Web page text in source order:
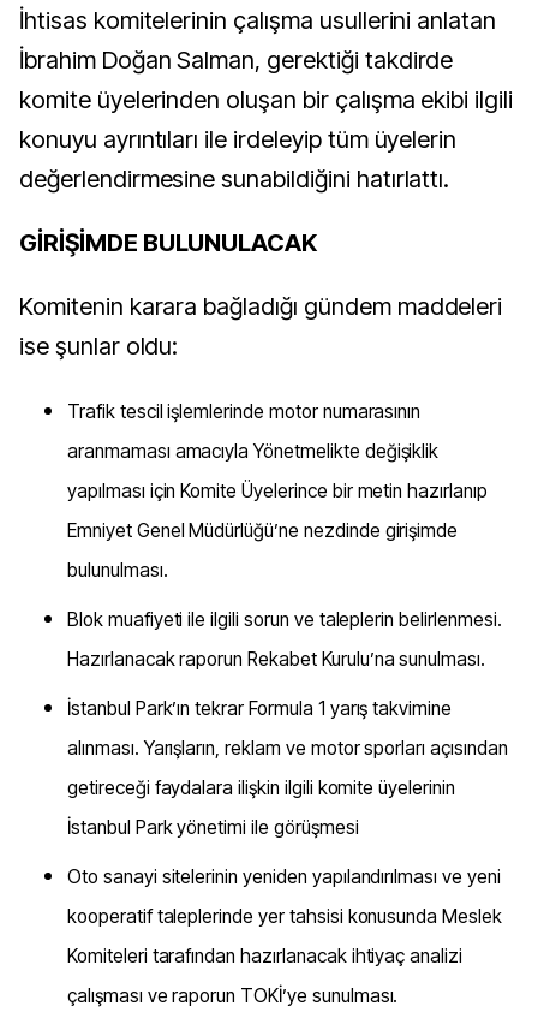
İhtisas komitelerinin çalışma usullerini anlatan
İbrahim Doğan Salman, gerektiği takdirde
komite üyelerinden oluşan bir çalışma ekibi ilgili
konuyu ayrıntıları ile irdeleyip tüm üyelerin
değerlendirmesine sunabildiğini hatırlattı.
GİRİŞİMDE BULUNULACAK
Komitenin karara bağladığı gündem maddeleri
ise şunlar oldu:
Trafik tescil işlemlerinde motor numarasının
aranmaması amacıyla Yönetmelikte değişiklik
yapılması için Komite Üyelerince bir metin hazırlanıp
Emniyet Genel Müdürlüğü’ne nezdinde girişimde
bulunulması.
Blok muafiyeti ile ilgili sorun ve taleplerin belirlenmesi.
Hazırlanacak raporun Rekabet Kurulu’na sunulması.
İstanbul Park’ın tekrar Formula 1 yarış takvimine
alınması. Yarışların, reklam ve motor sporları açısından
getireceği faydalara ilişkin ilgili komite üyelerinin
İstanbul Park yönetimi ile görüşmesi
Oto sanayi sitelerinin yeniden yapılandırılması ve yeni
kooperatif taleplerinde yer tahsisi konusunda Meslek
Komiteleri tarafından hazırlanacak ihtiyaç analizi
çalışması ve raporun TOKİ’ye sunulması.